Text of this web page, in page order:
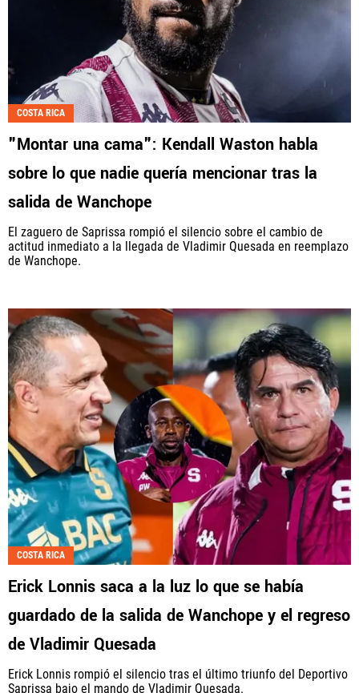
COSTA RICA
"Montar una cama": Kendall Waston habla
sobre lo que nadie quería mencionar tras la
salida de Wanchope
El zaguero de Saprissa rompió el silencio sobre el cambio de
actitud inmediato a la llegada de Vladimir Quesada en reemplazo
de Wanchope.
COSTA RICA
Erick Lonnis saca a la luz lo que se había
guardado de la salida de Wanchope y el regreso
de Vladimir Quesada
Erick Lonnis rompió el silencio tras el último triunfo del Deportivo
Saprissa bajo el mando de Vladimir Quesada.